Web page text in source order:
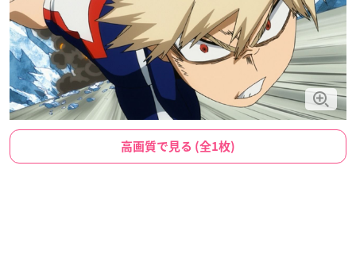
高画質で見る (全1枚)